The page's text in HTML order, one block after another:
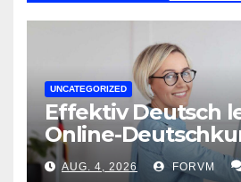
UNCATEGORIZED
Effektiv Deutsch
Online-
flexible
AUG. 4, 2026 FORVM